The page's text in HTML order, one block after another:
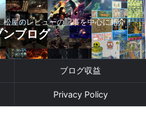
屋のレビューの記事を中心に紹介！
ンブログ
ブログ収益
Privacy Policy